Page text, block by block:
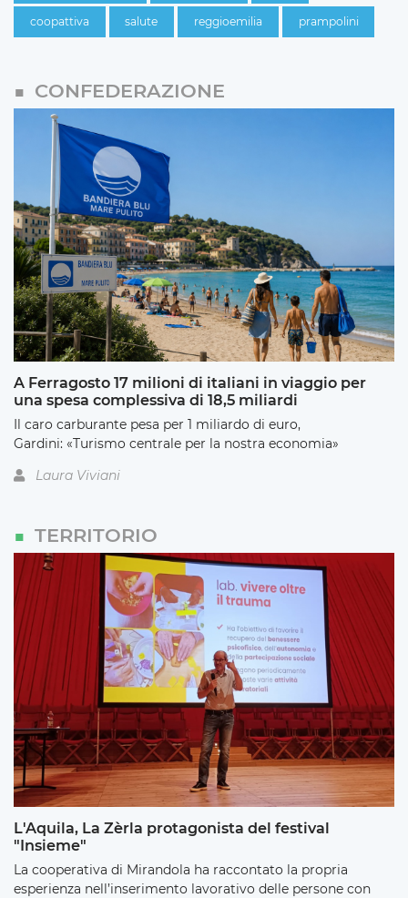
coopattiva salute reggioemilia prampolini
CONFEDERAZIONE
A Ferragosto 17 milioni di italiani in viaggio per
una spesa complessiva di 18,5 miliardi
Il caro carburante pesa per 1 miliardo di euro,
Gardini: «Turismo centrale per la nostra economia»
Laura Viviani
TERRITORIO
L'Aquila, La Zèrla protagonista del festival
"Insieme"
La cooperativa di Mirandola ha raccontato la propria
esperienza nell’inserimento lavorativo delle persone con